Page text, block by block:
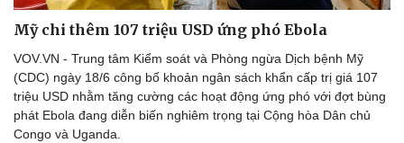
Mỹ chi thêm 107 triệu USD ứng phó Ebola
VOV.VN - Trung tâm Kiểm soát và Phòng ngừa Dịch bệnh Mỹ
(CDC) ngày 18/6 công bố khoản ngân sách khẩn cấp trị giá 107
triệu USD nhằm tăng cường các hoạt động ứng phó với đợt bùng
phát Ebola đang diễn biến nghiêm trọng tại Cộng hòa Dân chủ
Congo và Uganda.